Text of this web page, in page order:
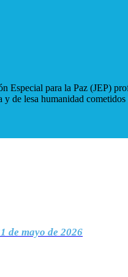
Especial para la Paz (JEP)
de lesa humanidad
de mayo de 2026